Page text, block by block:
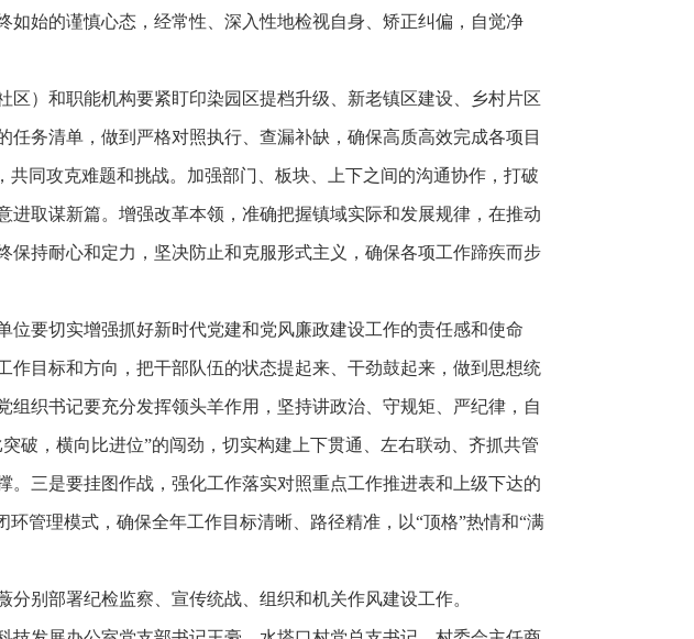
始的谨慎心态，经常性、深入性地检视自身、矫正纠偏，自觉净
）和职能机构要紧盯印染园区提档升级、新老镇区建设、乡村片区
务清单，做到严格对照执行、查漏补缺，确保高质高效完成各项目
同攻克难题和挑战。加强部门、板块、上下之间的沟通协作，打破
取谋新篇。增强改革本领，准确把握镇域实际和发展规律，在推动
持耐心和定力，坚决防止和克服形式主义，确保各项工作蹄疾而步
要切实增强抓好新时代党建和党风廉政建设工作的责任感和使命
目标和方向，把干部队伍的状态提起来、干劲鼓起来，做到思想统
组织书记要充分发挥领头羊作用，坚持讲政治、守规矩、严纪律，自
破，横向比进位”的闯劲，切实构建上下贯通、左右联动、齐抓共管
。 三是要挂图作战，强化工作落实对照重点工作推进表和上级下达的
管理模式，确保全年工作目标清晰、路径精准，以“顶格”热情和“满
别部署纪检监察、宣传统战、组织和机关作风建设工作。